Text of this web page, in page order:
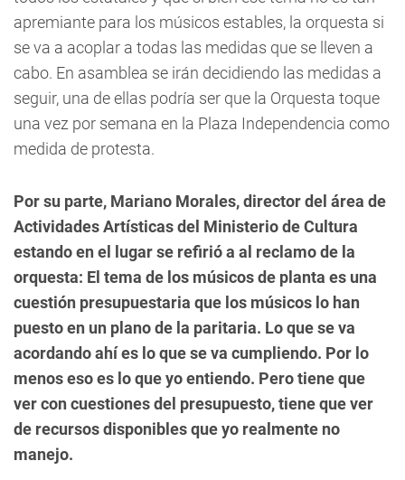
apremiante para los músicos estables, la orquesta si
se va a acoplar a todas las medidas que se lleven a
cabo. En asamblea se irán decidiendo las medidas a
seguir, una de ellas podría ser que la Orquesta toque
una vez por semana en la Plaza Independencia como
medida de protesta.
Por su parte, Mariano Morales, director del área de
Actividades Artísticas del Ministerio de Cultura
estando en el lugar se refirió a al reclamo de la
orquesta: El tema de los músicos de planta es una
cuestión presupuestaria que los músicos lo han
puesto en un plano de la paritaria. Lo que se va
acordando ahí es lo que se va cumpliendo. Por lo
menos eso es lo que yo entiendo. Pero tiene que
ver con cuestiones del presupuesto, tiene que ver
de recursos disponibles que yo realmente no
manejo.